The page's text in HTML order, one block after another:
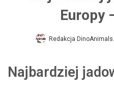
Europy
Redakcja
Najbardziej